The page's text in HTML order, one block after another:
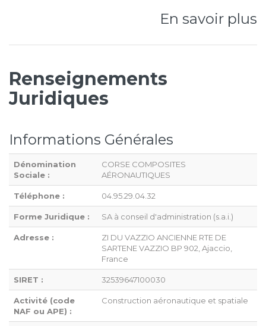
En savoir plus
Renseignements
Juridiques
Informations Générales
Dénomination
Sociale :
CORSE COMPOSITES
AÉRONAUTIQUES
Téléphone : 04.95.29.04.32
Forme Juridique : SA à conseil d'administration (s.a.i.)
Adresse :
ZI DU VAZZIO ANCIENNE RTE DE
SARTENE VAZZIO BP 902, Ajaccio,
France
SIRET : 32539647100030
Activité (code
NAF ou APE) :
Construction aéronautique et spatiale